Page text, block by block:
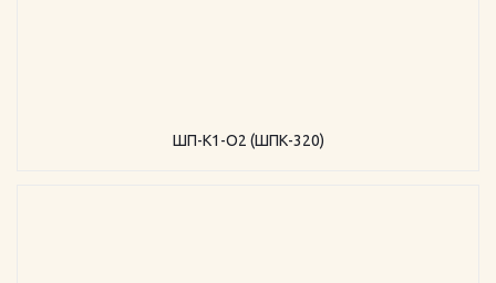
ШП-К1-О2 (ШПК-320)